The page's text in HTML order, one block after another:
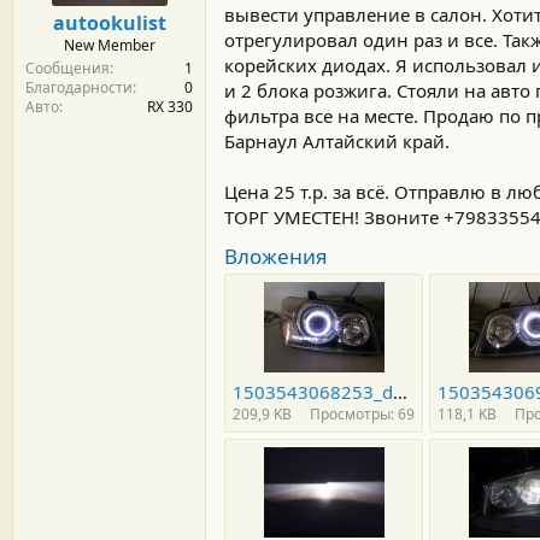
л
а
autookulist
New Member
Сообщения
1
Благодарности
0
Авто
RX 330
вывести управление в салон.
отрегулировал один раз и все.
корейских диодах. Я использовал
и 2 блока розжига. Стояли на
фильтра все на месте. Продаю по
Барнаул Алтайский край.
Цена 25 т.р. за всё. Отправлю в
ТОРГ УМЕСТЕН! Звоните
Вложения
1503543068253_default (1).jpg
209,9 KB Просмотры: 69 118,1 KB